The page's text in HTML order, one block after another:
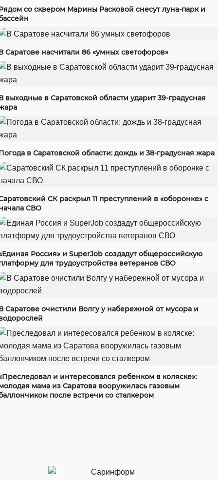
со сквером Марины Расковой снесут луна-парк и
Саратове насчитали 86 «умных светофоров»
выходные в Саратовской области ударит 39-градусная
в Саратовской области: дождь и 38-градусная жара
СК раскрыл 11 преступлений в «оборонке» с
СВО
Россия» и SuperJob создадут общероссийскую
для трудоустройства ветеранов СВО
Саратове очистили Волгу у набережной от мусора и
и интересовался ребенком в коляске»:
мама из Саратова вооружилась газовым
после встречи со сталкером